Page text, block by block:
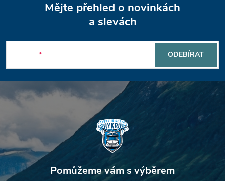
p
a
t
í
Mějte přehled o novinkách
a slevách
ODEBÍRAT